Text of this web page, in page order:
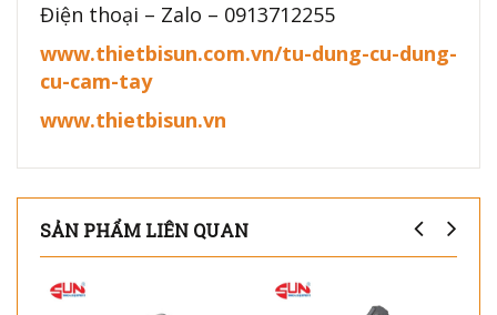
Điện thoại – Zalo – 0913712255
www.thietbisun.com.vn/tu-dung-cu-dung-
cu-cam-tay
www.thietbisun.vn
SẢN PHẨM LIÊN QUAN